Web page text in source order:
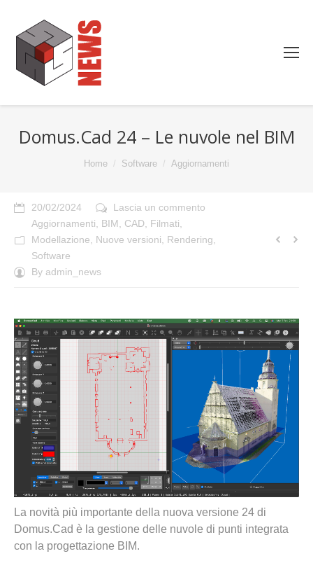
Domus.Cad 24 – Le nuvole nel BIM
Home Software Aggiornamenti
20/02/2024
Lascia un commento
Aggiornamenti
BIM CAD Filmati
Modellazione
Nuove versioni Rendering
Software
By admin_news
La novità più importante della nuova versione 24 di
Domus.Cad è la gestione delle nuvole di punti integrata
con la progettazione BIM.